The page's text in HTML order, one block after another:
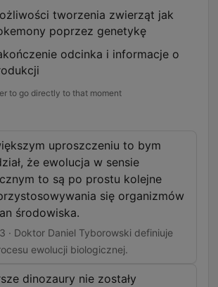
tworzenia zwierząt jak
poprzez genetykę
odcinka i informacje o
to go directly to that moment
uproszczeniu to bym
że ewolucja w sensie
to są po prostu kolejne
się organizmów
środowiska.
· Doktor Daniel Tyborowski definiuje
ewolucji biologicznej.
dinozaury nie zostały